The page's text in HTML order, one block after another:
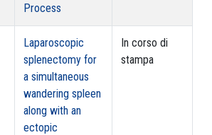
Process
Laparoscopic
splenectomy for
a simultaneous
wandering spleen
along with an
ectopic
In corso di
stampa